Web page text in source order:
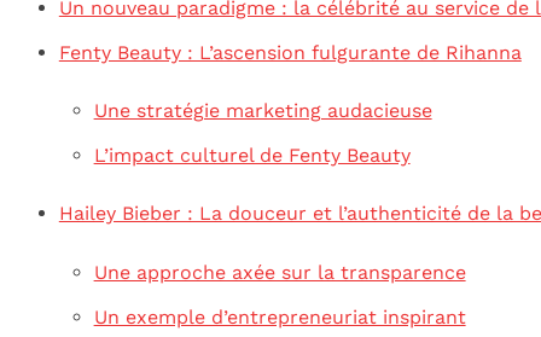
Un nouveau paradigme : la célébrité au service de
Fenty Beauty : L’ascension fulgurante de Rihanna
Une stratégie marketing audacieuse
L’impact culturel de Fenty Beauty
Hailey Bieber : La douceur et l’authenticité de la
Une approche axée sur la transparence
Un exemple d’entrepreneuriat inspirant